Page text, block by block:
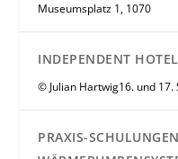
Museumsplatz 1, 1070
INDEPENDENT
© Julian Hartwig16. und
PRAXIS-